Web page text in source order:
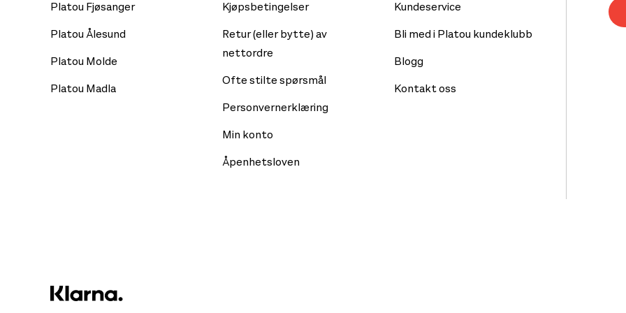
Platou Fjøsanger
Platou Ålesund
Platou Molde
Platou Madla
Kjøpsbetingelser
Retur (eller bytte) av
nettordre
Ofte stilte spørsmål
Personvernerklæring
Min konto
Åpenhetsloven
Kundeservice
Bli med i Platou kundeklubb
Blogg
Kontakt oss